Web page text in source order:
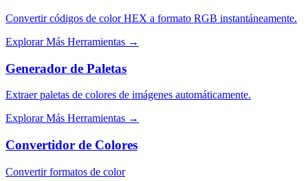
Convertir códigos de color HEX a formato RGB instantáneamente.
Explorar Más Herramientas →
Generador de Paletas
Extraer paletas de colores de imágenes automáticamente.
Explorar Más Herramientas →
Convertidor de Colores
Convertir formatos de color